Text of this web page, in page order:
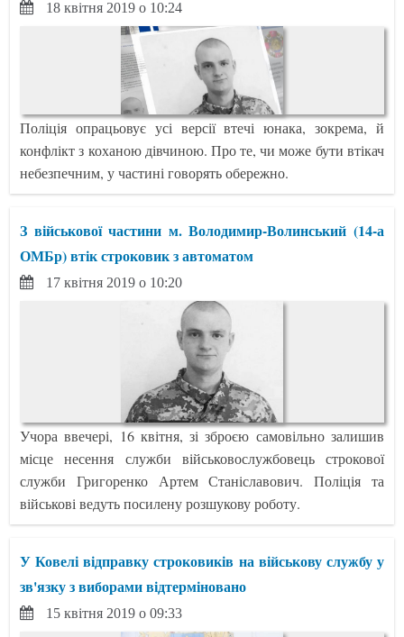
18 квітня 2019 о 10:24
Поліція опрацьовує усі версії втечі юнака, зокрема, й
конфлікт з коханою дівчиною. Про те, чи може бути втікач
небезпечним, у частині говорять обережно.
З військової частини м. Володимир-Волинський (14-а
ОМБр) втік строковик з автоматом
17 квітня 2019 о 10:20
Учора ввечері, 16 квітня, зі зброєю самовільно залишив
місце несення служби військовослужбовець строкової
служби Григоренко Артем Станіславович. Поліція та
військові ведуть посилену розшукову роботу.
У Ковелі відправку строковиків на військову службу у
зв'язку з виборами відтерміновано
15 квітня 2019 о 09:33